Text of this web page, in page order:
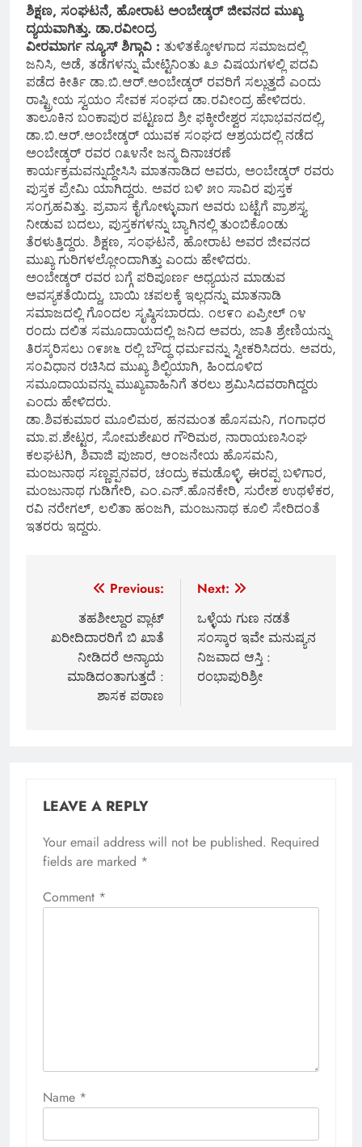
ಶಿಕ್ಷಣ, ಸಂಘಟನೆ, ಹೋರಾಟ ಅಂಬೇಡ್ಕರ್ ಜೀವನದ ಮುಖ್ಯ
ದ್ಯಯವಾಗಿತ್ತು. ಡಾ.ರವೀಂದ್ರ
ವೀರಮಾರ್ಗ ನ್ಯೂಸ್ ಶಿಗ್ಗಾವಿ : ತುಳಿತಕ್ಕೋಳಗಾದ ಸಮಾಜದಲ್ಲಿ
ಜನಿಸಿ, ಅಡೆ, ತಡೆಗಳನ್ನು ಮೇಟ್ಟಿನಿಂತು ೩೨ ವಿಷಯಗಳಲ್ಲಿ ಪದವಿ
ಪಡೆದ ಕೀರ್ತಿ ಡಾ.ಬಿ.ಆರ್.ಅಂಬೇಡ್ಕರ್ ರವರಿಗೆ ಸಲ್ಲುತ್ತದೆ ಎಂದು
ರಾಷ್ಟ್ರೀಯ ಸ್ವಯಂ ಸೇವಕ ಸಂಘದ ಡಾ.ರವೀಂದ್ರ ಹೇಳಿದರು.
ತಾಲೂಕಿನ ಬಂಕಾಪುರ ಪಟ್ಟಣದ ಶ್ರೀ ಫಕ್ಕೀರೇಶ್ವರ ಸಭಾಭವನದಲ್ಲಿ,
ಡಾ.ಬಿ.ಆರ್.ಅಂಬೇಡ್ಕರ್ ಯುವಕ ಸಂಘದ ಆಶ್ರಯದಲ್ಲಿ ನಡೆದ
ಅಂಬೇಡ್ಕರ್ ರವರ ೧೩೪ನೇ ಜನ್ಮ ದಿನಾಚರಣೆ
ಕಾರ್ಯಕ್ರಮವನ್ನುದ್ದೇಸಿಸಿ ಮಾತನಾಡಿದ ಅವರು, ಅಂಬೇಡ್ಕರ್ ರವರು
ಪುಸ್ತಕ ಪ್ರೇಮಿ ಯಾಗಿದ್ದರು. ಅವರ ಬಳಿ ೫೦ ಸಾವಿರ ಪುಸ್ತಕ
ಸಂಗ್ರಹವಿತ್ತು. ಪ್ರವಾಸ ಕೈಗೋಳ್ಳುವಾಗ ಅವರು ಬಟ್ಟೆಗೆ ಪ್ರಾಶಸ್ತ್ಯ
ನೀಡುವ ಬದಲು, ಪುಸ್ತಕಗಳನ್ನು ಬ್ಯಾಗಿನಲ್ಲಿ ತುಂಬಿಕೊಂಡು
ತೆರಳುತ್ತಿದ್ದರು. ಶಿಕ್ಷಣ, ಸಂಘಟನೆ, ಹೋರಾಟ ಅವರ ಜೀವನದ
ಮುಖ್ಯ ಗುರಿಗಳಲ್ಲೋಂದಾಗಿತ್ತು ಎಂದು ಹೇಳಿದರು.
ಅಂಬೇಡ್ಕರ್ ರವರ ಬಗ್ಗೆ ಪರಿಪೂರ್ಣ ಅಧ್ಯಯನ ಮಾಡುವ
ಅವಸ್ಯಕತೆಯಿದ್ದು, ಬಾಯಿ ಚಪಲಕ್ಕೆ ಇಲ್ಲದನ್ನು ಮಾತನಾಡಿ
ಸಮಾಜದಲ್ಲಿ ಗೊಂದಲ ಸೃಷ್ಠಿಸಬಾರದು. ೧೮೯೧ ಏಪ್ರೀಲ್ ೧೪
ರಂದು ದಲಿತ ಸಮೂದಾಯದಲ್ಲಿ ಜನಿದ ಅವರು, ಜಾತಿ ಶ್ರೇಣಿಯನ್ನು
ತಿರಸ್ಕರಿಸಲು ೧೯೫೬ ರಲ್ಲಿ ಬೌದ್ಧ ಧರ್ಮವನ್ನು ಸ್ವೀಕರಿಸಿದರು. ಅವರು,
ಸಂವಿಧಾನ ರಚಿಸಿದ ಮುಖ್ಯ ಶಿಲ್ಫಿಯಾಗಿ, ಹಿಂದೂಳಿದ
ಸಮೂದಾಯವನ್ನು ಮುಖ್ಯವಾಹಿನಿಗೆ ತರಲು ಶ್ರಮಿಸಿದವರಾಗಿದ್ದರು
ಎಂದು ಹೇಳಿದರು.
ಡಾ.ಶಿವಕುಮಾರ ಮೂಲಿಮಠ, ಹನಮಂತ ಹೊಸಮನಿ, ಗಂಗಾಧರ
ಮಾ.ಪ.ಶೇಟ್ಟರ, ಸೋಮಶೇಖರ ಗೌರಿಮಠ, ನಾರಾಯಣಸಿಂಘ
ಕಲಘಟಗಿ, ಶಿವಾಜಿ ಪುಜಾರ, ಆಂಜನೇಯ ಹೊಸಮನಿ,
ಮಂಜುನಾಥ ಸಣ್ಣಪ್ಪನವರ, ಚಂದ್ರು ಕಮಡೊಳ್ಳಿ, ಈರಪ್ಪ ಬಳಿಗಾರ,
ಮಂಜುನಾಥ ಗುಡಿಗೇರಿ, ಎಂ.ಎನ್.ಹೊನಕೇರಿ, ಸುರೇಶ ಉಥಳೆಕರ,
ರವಿ ನರೇಗಲ್, ಲಲಿತಾ ಹಂಜಗಿ, ಮಂಜುನಾಥ ಕೂಲಿ ಸೇರಿದಂತೆ
ಇತರರು ಇದ್ದರು.
navigation
Previous:
ತಹಶೀಲ್ದಾರ ಪ್ಲಾಟ್
ಖರೀದಿದಾರರಿಗೆ ಬಿ ಖಾತೆ
ನೀಡಿದರೆ ಅನ್ಯಾಯ
ಮಾಡಿದಂತಾಗುತ್ತದೆ :
ಶಾಸಕ ಪಠಾಣ
Next:
ಒಳ್ಳೆಯ ಗುಣ ನಡತೆ
ಸಂಸ್ಕಾರ ಇವೇ ಮನುಷ್ಯನ
ನಿಜವಾದ ಆಸ್ತಿ :
ರಂಭಾಪುರಿಶ್ರೀ
LEAVE A REPLY
Your email address will not be published. Required
fields are marked *
Comment *
Name *